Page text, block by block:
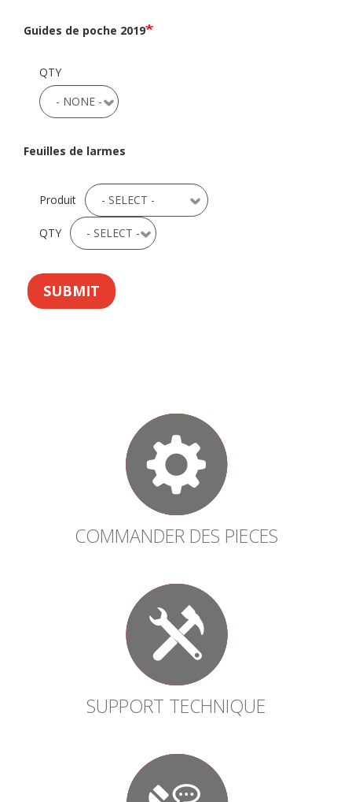
Guides de poche 2019
QTY
Feuilles de larmes
Produit
QTY
SUBMIT
COMMANDER DES PIECES
SUPPORT TECHNIQUE